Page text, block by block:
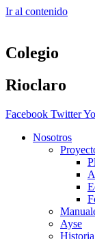
Ir al contenido
Colegio
Rioclaro
Facebook Twitter
Nosotros
Ayse
Historia